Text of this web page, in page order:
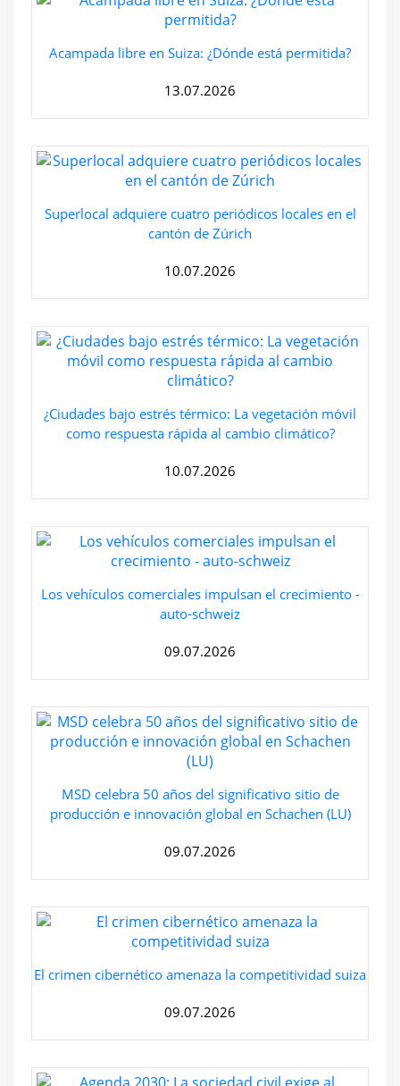
Acampada libre en Suiza: ¿Dónde está permitida?
13.07.2026
Superlocal adquiere cuatro periódicos locales en el
cantón de Zúrich
10.07.2026
¿Ciudades bajo estrés térmico: La vegetación móvil
como respuesta rápida al cambio climático?
10.07.2026
Los vehículos comerciales impulsan el crecimiento -
auto-schweiz
09.07.2026
MSD celebra 50 años del significativo sitio de
producción e innovación global en Schachen (LU)
09.07.2026
El crimen cibernético amenaza la competitividad suiza
09.07.2026